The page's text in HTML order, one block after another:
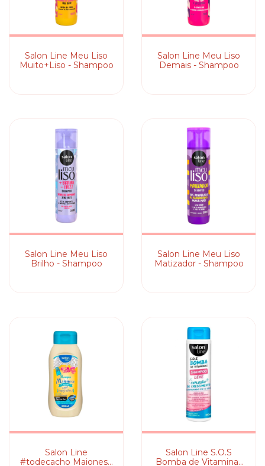
Salon Line Meu Liso
Muito+Liso - Shampoo
Salon Line Meu Liso
Demais - Shampoo
Salon Line Meu Liso
Brilho - Shampoo
Salon Line Meu Liso
Matizador - Shampoo
Salon Line
#todecacho Maionese
Salon Line S.O.S
Bomba de Vitaminas